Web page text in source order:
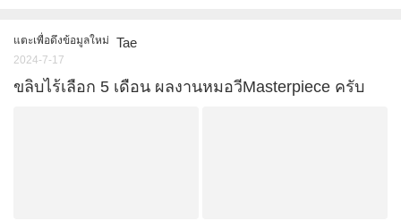
แตะเพื่อดึงข้อมูลใหม่ Tae
2024-7-17
ขลิบไร้เลือก 5 เดือน ผลงานหมอวีMasterpiece ครับ